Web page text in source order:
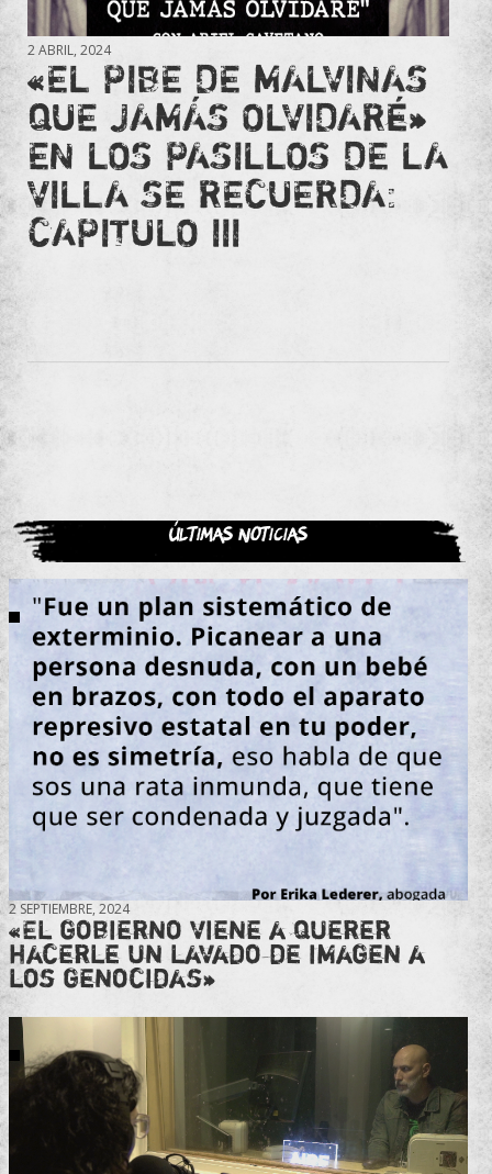
2 ABRIL, 2024
«EL PIBE DE MALVINAS
QUE JAMÁS OLVIDARÉ»
EN LOS PASILLOS DE LA
VILLA SE RECUERDA:
CAPITULO III
Últimas noticias
2 SEPTIEMBRE, 2024
«El gobierno viene a querer
hacerle un lavado de imagen a
los genocidas»